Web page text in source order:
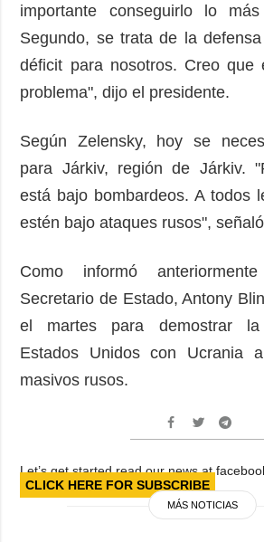
importante conseguirlo lo
Segundo, se trata de la
déficit para nosotros. Creo que
problema", dijo el presidente.
Según Zelensky, hoy se
para Járkiv, región de Járkiv.
está bajo bombardeos. A todos
estén bajo ataques rusos",
Como informó
Secretario de Estado, Antony
el martes para demostrar
Estados Unidos con Ucrania
masivos rusos.
Let’s get started read our news at
CLICK HERE FOR SUBSCRIBE
MÁS NOTICIAS